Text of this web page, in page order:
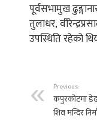
पूर्वसभामुख
तुलाधर,
उपस्थिति रहेको
Previous:
कपुरकोटमा
शिव मन्दिर